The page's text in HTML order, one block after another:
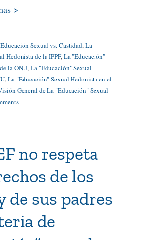
>
Educación Sexual vs. Castidad, La
Hedonista de la IPPF, La "Educación"
la ONU, La "Educación" Sexual
, La "Educación" Sexual Hedonista en el
General de La "Educación" Sexual
no respeta
de los
de sus padres
de